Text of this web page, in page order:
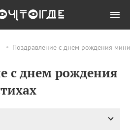
Поздравление с днем рождения
с днем рождения
ПРАЗДНИКИ Все
06.08 Преображение
Господне у западных
христиан